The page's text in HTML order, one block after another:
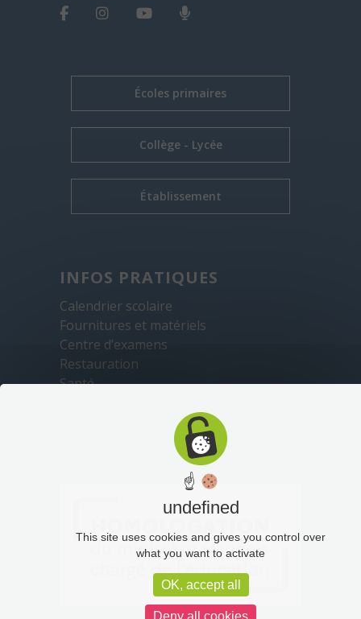
Écoles primaires
Collège - Lycée
Établissement
INFOS PRATIQUES
Calendrier scolaire
Fournitures et matériels
Centre d’examens
Restauration
Santé
☝
undefined
This site uses cookies and gives you control over
what you want to activate
OK, accept all
Deny all cookies